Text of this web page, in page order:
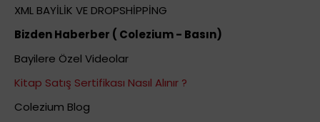
XML BAYİLİK VE DROPSHİPPİNG
Bizden Haberber ( Colezium - Basın)
Bayilere Özel Videolar
Kitap Satış Sertifikası Nasıl Alınır ?
Colezium Blog